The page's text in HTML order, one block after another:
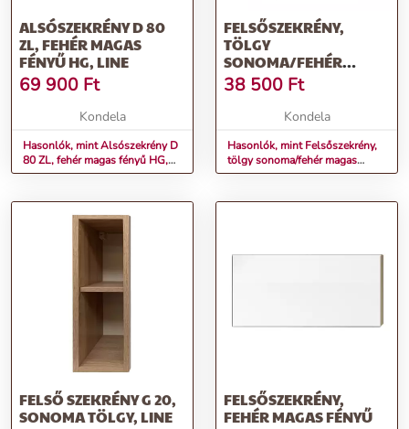
ALSÓSZEKRÉNY D 80
ZL, FEHÉR MAGAS
FÉNYŰ HG, LINE
69 900 Ft
Kondela
Hasonlók, mint Alsószekrény D
80 ZL, fehér magas fényű HG,
LINE
FELSŐSZEKRÉNY,
TÖLGY
SONOMA/FEHÉR
MAGAS FÉNYŰ HG,
JOBBOS, LINE
38 500 Ft
Kondela
Hasonlók, mint Felsőszekrény,
tölgy sonoma/fehér magas
fényű HG, jobbos, LINE
FELSŐ SZEKRÉNY G 20,
SONOMA TÖLGY, LINE
FELSŐSZEKRÉNY,
FEHÉR MAGAS FÉNYŰ